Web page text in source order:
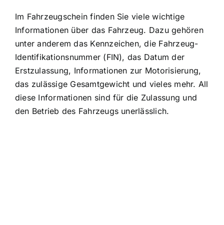
Im Fahrzeugschein finden Sie viele wichtige
Informationen über das Fahrzeug. Dazu gehören
unter anderem das Kennzeichen, die Fahrzeug-
Identifikationsnummer (FIN), das Datum der
Erstzulassung, Informationen zur Motorisierung,
das zulässige Gesamtgewicht und vieles mehr. All
diese Informationen sind für die Zulassung und
den Betrieb des Fahrzeugs unerlässlich.